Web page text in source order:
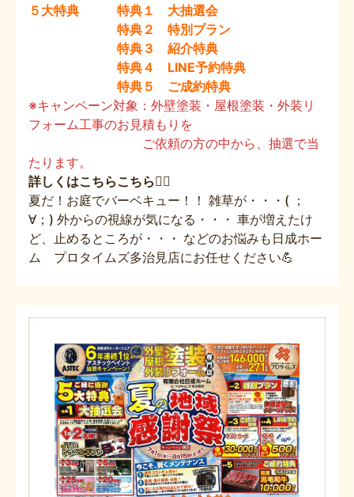
５大特典 特典１ 大抽選会
特典２ 特別プラン
特典３ 紹介特典
特典４ LINE予約特典
特典５ ご成約特典
※キャンペーン対象：外壁塗装・屋根塗装・外装リ
フォーム工事のお見積もりを
ご依頼の方の中から、抽選で当
たります。
詳しくはこちらこちら👈🏻
夏だ！お庭でバーベキュー！！ 雑草が・・・( ；
∀；) 外からの視線が気になる・・・ 車が増えたけ
ど、止めるところが・・・ などのお悩みも日成ホー
ム プロタイムズ多治見店にお任せください💪